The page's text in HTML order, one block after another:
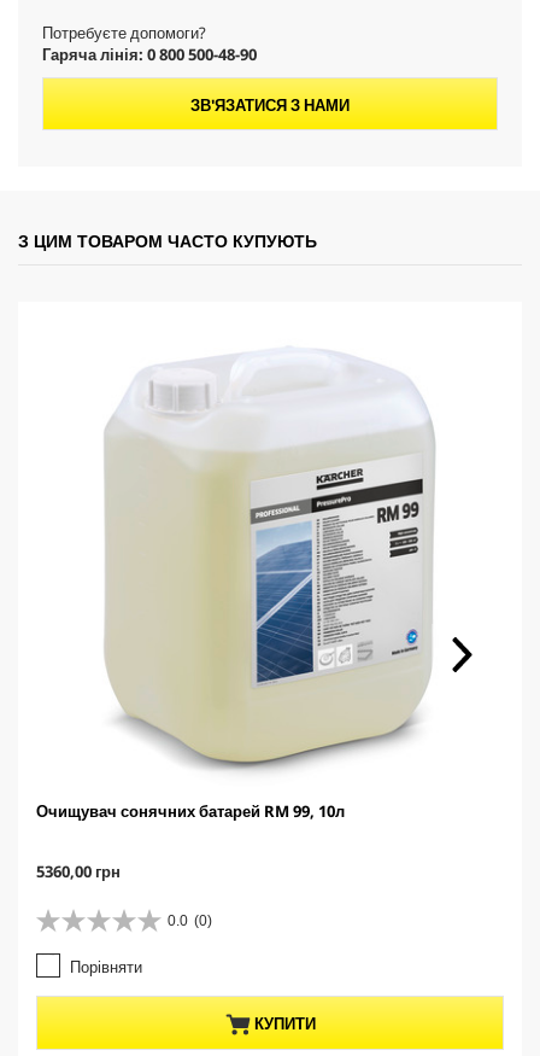
Потребуєте допомоги?
Гаряча лінія: 0 800 500-48-90
ЗВ'ЯЗАТИСЯ З НАМИ
З ЦИМ ТОВАРОМ ЧАСТО КУПУЮТЬ
Очищувач сонячних батарей RM 99, 10л
C
r
r
e
n
t
p
r
5360,00 грн
0.0 (0)
0
.
0
з
з
Порівняти
КУПИТИ